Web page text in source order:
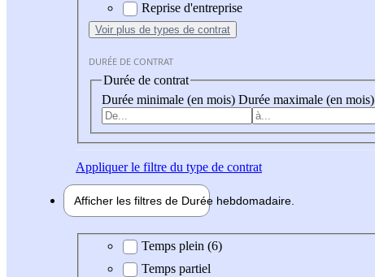
Reprise d'entreprise
Voir plus de types de contrat
DURÉE DE CONTRAT
Durée de contrat
Durée minimale (en mois) Durée maximale (en mois)
Appliquerle filtre du type de contrat
Afficher les filtres de Durée hebdomadaire
Durée hebdomadaire
Temps plein (6)
Temps partiel